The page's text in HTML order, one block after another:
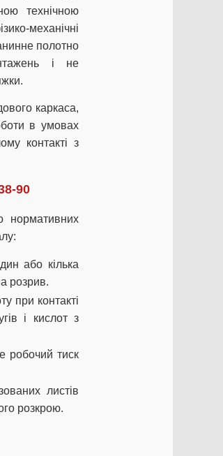
технічною
механічні
полотно
і не
каркаса,
в умовах
контакті з
90
нормативних
або кілька
розрив.
при контакті
і кислот з
робочий тиск
листів
розкрою.